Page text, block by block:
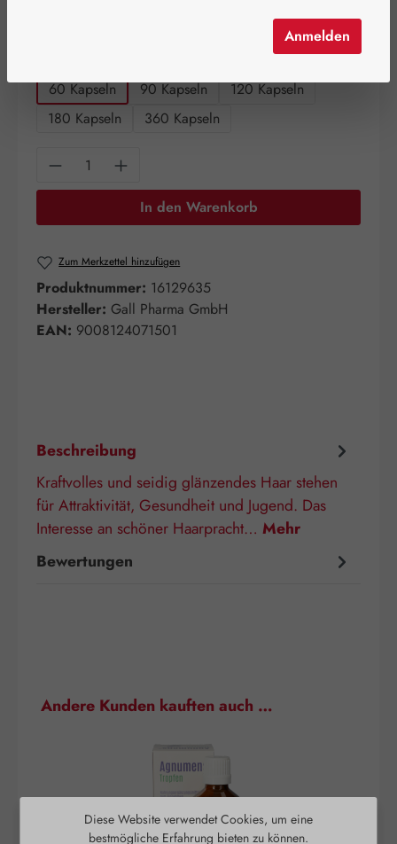
60 Kapseln 90 Kapseln
120 Kapseln
180 Kapseln
360 Kapseln
Produkt Anzahl: Gib den gewünschten
In den Warenkorb
Zum Merkzettel hinzufügen
Produktnummer: 16129635
Hersteller: Gall Pharma GmbH
EAN: 9008124071501
Beschreibung
Kraftvolles und seidig glänzendes Haar stehen
für Attraktivität, Gesundheit und Jugend. Das
Interesse an schöner Haarpracht… Mehr
Bewertungen
Produktgalerie überspringen
Andere Kunden kauften auch …
Diese Website verwendet Cookies, um eine
bestmögliche Erfahrung bieten zu können.
Anmelden